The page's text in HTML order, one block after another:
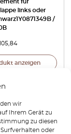
wir
Ihrem Gerät zu
zu diesen
oder
für
links oder
/
anzeigen